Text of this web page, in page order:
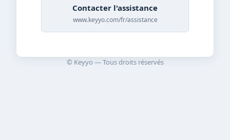
Contacter l'assistance
www.keyyo.com/fr/assistance
© Keyyo — Tous droits réservés